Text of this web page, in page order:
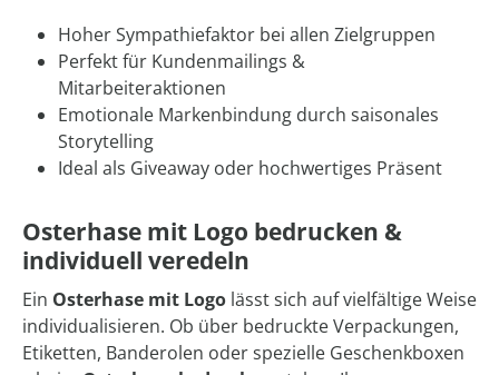
Hoher Sympathiefaktor bei allen Zielgruppen
Perfekt für Kundenmailings &
Mitarbeiteraktionen
Emotionale Markenbindung durch saisonales
Storytelling
Ideal als Giveaway oder hochwertiges Präsent
Osterhase mit Logo bedrucken &
individuell veredeln
Ein Osterhase mit Logo lässt sich auf vielfältige Weise
individualisieren. Ob über bedruckte Verpackungen,
Etiketten, Banderolen oder spezielle Geschenkboxen